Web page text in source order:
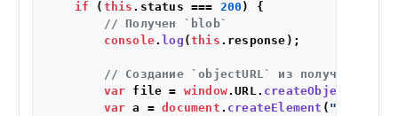
if ( this . status === 200 ) {
// Получен `blob`
console. log (this . response );
// Создание `objectURL` из
var file = window.URL . createObjectURL
var a = document . createElement ( "a"